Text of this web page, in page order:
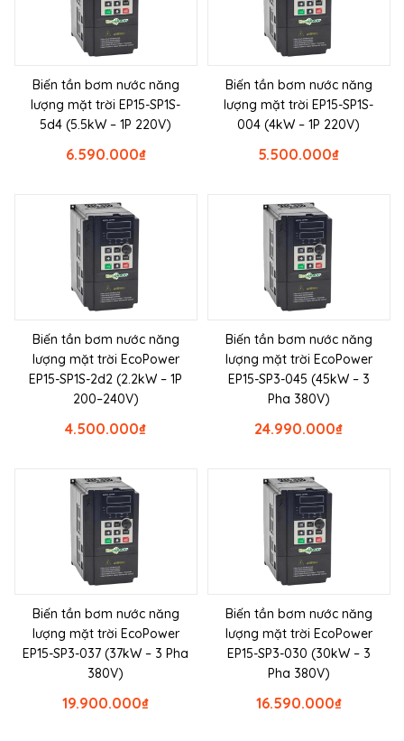
Biến tần bơm nước năng
lượng mặt trời EP15-SP1S-
5d4 (5.5kW – 1P 220V)
₫
6.590.000
Biến tần bơm nước năng
lượng mặt trời EP15-SP1S-
004 (4kW – 1P 220V)
₫
5.500.000
Biến tần bơm nước năng
lượng mặt trời EcoPower
EP15-SP1S-2d2 (2.2kW – 1P
200–240V)
₫
4.500.000
Biến tần bơm nước năng
lượng mặt trời EcoPower
EP15-SP3-045 (45kW – 3
Pha 380V)
₫
24.990.000
Biến tần bơm nước năng
lượng mặt trời EcoPower
EP15-SP3-037 (37kW – 3 Pha
380V)
₫
19.900.000
Biến tần bơm nước năng
lượng mặt trời EcoPower
EP15-SP3-030 (30kW – 3
Pha 380V)
₫
16.590.000